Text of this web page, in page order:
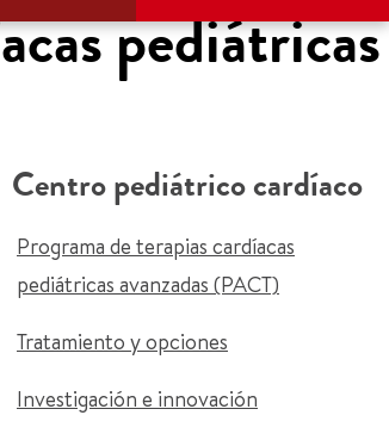
pediátricas
Centro pediátrico cardíaco
Programa de terapias cardíacas
pediátricas avanzadas (PACT)
Tratamiento y opciones
Investigación e innovación